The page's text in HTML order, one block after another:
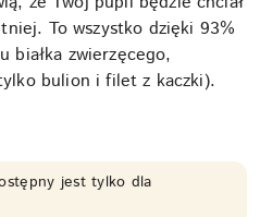
To wszystko dzięki 93%
białka zwierzęcego,
bulion i filet z kaczki).
jest tylko dla